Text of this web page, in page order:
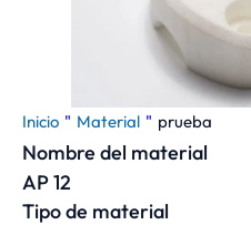
Inicio " Material " prueba
Nombre del material
AP 12
Tipo de material